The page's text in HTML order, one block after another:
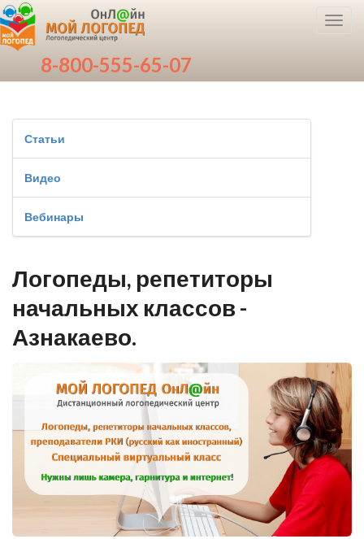
8-800-555-65-07
Статьи
Видео
Вебинары
Логопеды, репетиторы
начальных классов -
Азнакаево.